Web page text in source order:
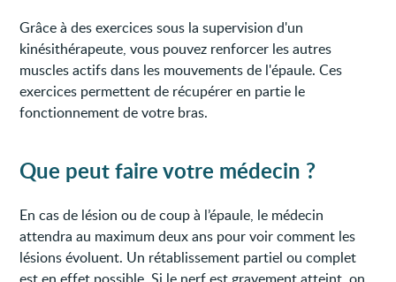
Grâce à des exercices sous la supervision d'un
kinésithérapeute, vous pouvez renforcer les autres
muscles actifs dans les mouvements de l'épaule. Ces
exercices permettent de récupérer en partie le
fonctionnement de votre bras.
Que peut faire votre médecin ?
En cas de lésion ou de coup à l’épaule, le médecin
attendra au maximum deux ans pour voir comment les
lésions évoluent. Un rétablissement partiel ou complet